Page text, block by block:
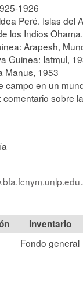
1926
Peré. Islas del
los Indios
Arapesh,
Guinea: Iatmul,
Manus, 1953
campo en un
comentario sobre
Fondo general